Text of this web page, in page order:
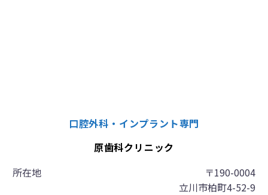
口腔外科・インプラント専門
原歯科クリニック
所在地
〒190-0004
立川市柏町4-52-9